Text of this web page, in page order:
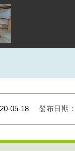
05-18 發布日期：